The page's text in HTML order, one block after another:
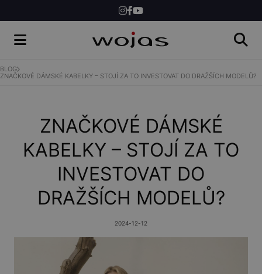
BLOG
ZNAČKOVÉ DÁMSKÉ KABELKY – STOJÍ ZA TO INVESTOVAT DO DRAŽŠÍCH MODELŮ?
ZNAČKOVÉ DÁMSKÉ
KABELKY – STOJÍ ZA TO
INVESTOVAT DO
DRAŽŠÍCH MODELŮ?
2024-12-12